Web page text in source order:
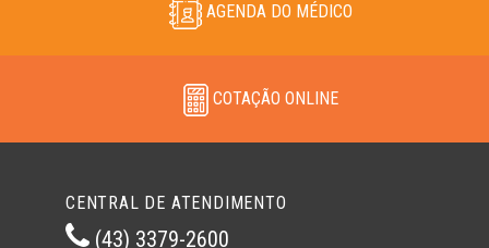
AGENDA DO MÉDICO
COTAÇÃO ONLINE
CENTRAL DE ATENDIMENTO
(43) 3379-2600